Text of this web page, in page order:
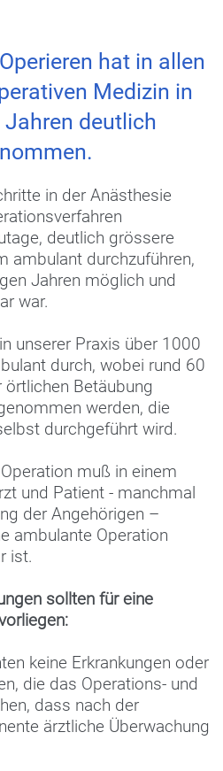
hat in allen
Medizin in
deutlich
in der Anästhesie
deutlich grössere
ambulant durchzuführen,
Jahren möglich und
war.
unserer Praxis über 1000
durch, wobei rund 60
örtlichen Betäubung
werden, die
durchgeführt wird.
muß in einem
und Patient - manchmal
der Angehörigen –
ambulante Operation
ist.
sollten für eine
keine Erkrankungen oder
die das Operations- und
dass nach der
ärztliche Überwachung